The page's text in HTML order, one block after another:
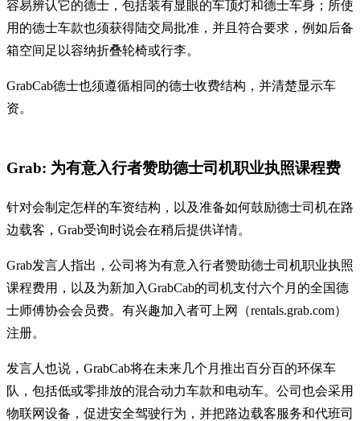
容易辨认它的德士，包括装有显眼的车顶灯和德士车身；所使
用的德士车款也须获得陆交局批准，并且符合要求，例如后备
箱空间足以容纳折叠轮椅或行李。
GrabCab德士也须遵循相同的德士收费结构，并清楚显示车
资。
Grab: 为有意入行者赞助德士司机职业执照课程费
针对会制定怎样的车资结构，以及准备如何鼓励德士司机在路
边载客，Grab受询时说会在稍后提供详情。
Grab发言人指出，公司将为有意入行者赞助德士司机职业执照
课程费用，以及为新加入GrabCab的司机支付六个月的全国德
士师傅协会会员费。有兴趣加入者可上网（rentals.grab.com）
注册。
发言人也说，GrabCab将在未来几个月推出百分百的环保车
队，包括低或零排放的混合动力车款和电动车。公司也会采用
物联网设备，促进安全驾驶行为，并把路边载客服务和代班司